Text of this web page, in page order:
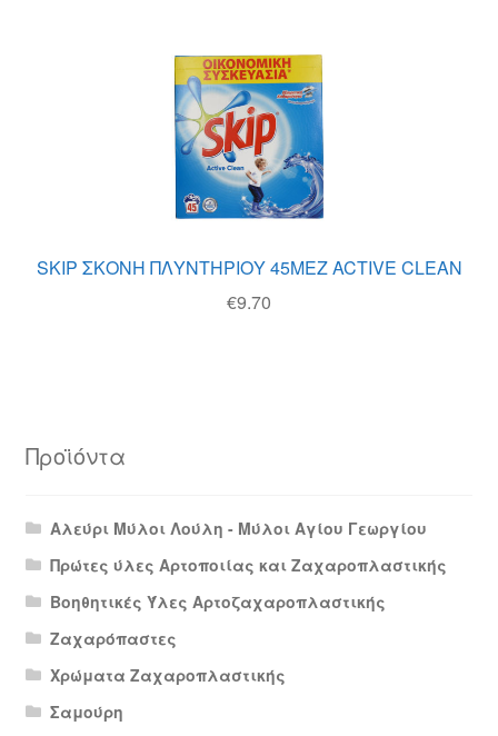
SKIP ΣΚΟΝΗ ΠΛΥΝΤΗΡΙΟΥ 45ΜΕΖ ACTIVE CLEAN
€9.70
Προϊόντα
Αλεύρι Μύλοι Λούλη - Μύλοι Αγίου Γεωργίου
Πρώτες ύλες Αρτοποιίας και Ζαχαροπλαστικής
Βοηθητικές Ύλες Αρτοζαχαροπλαστικής
Ζαχαρόπαστες
Χρώματα Ζαχαροπλαστικής
Σαμούρη